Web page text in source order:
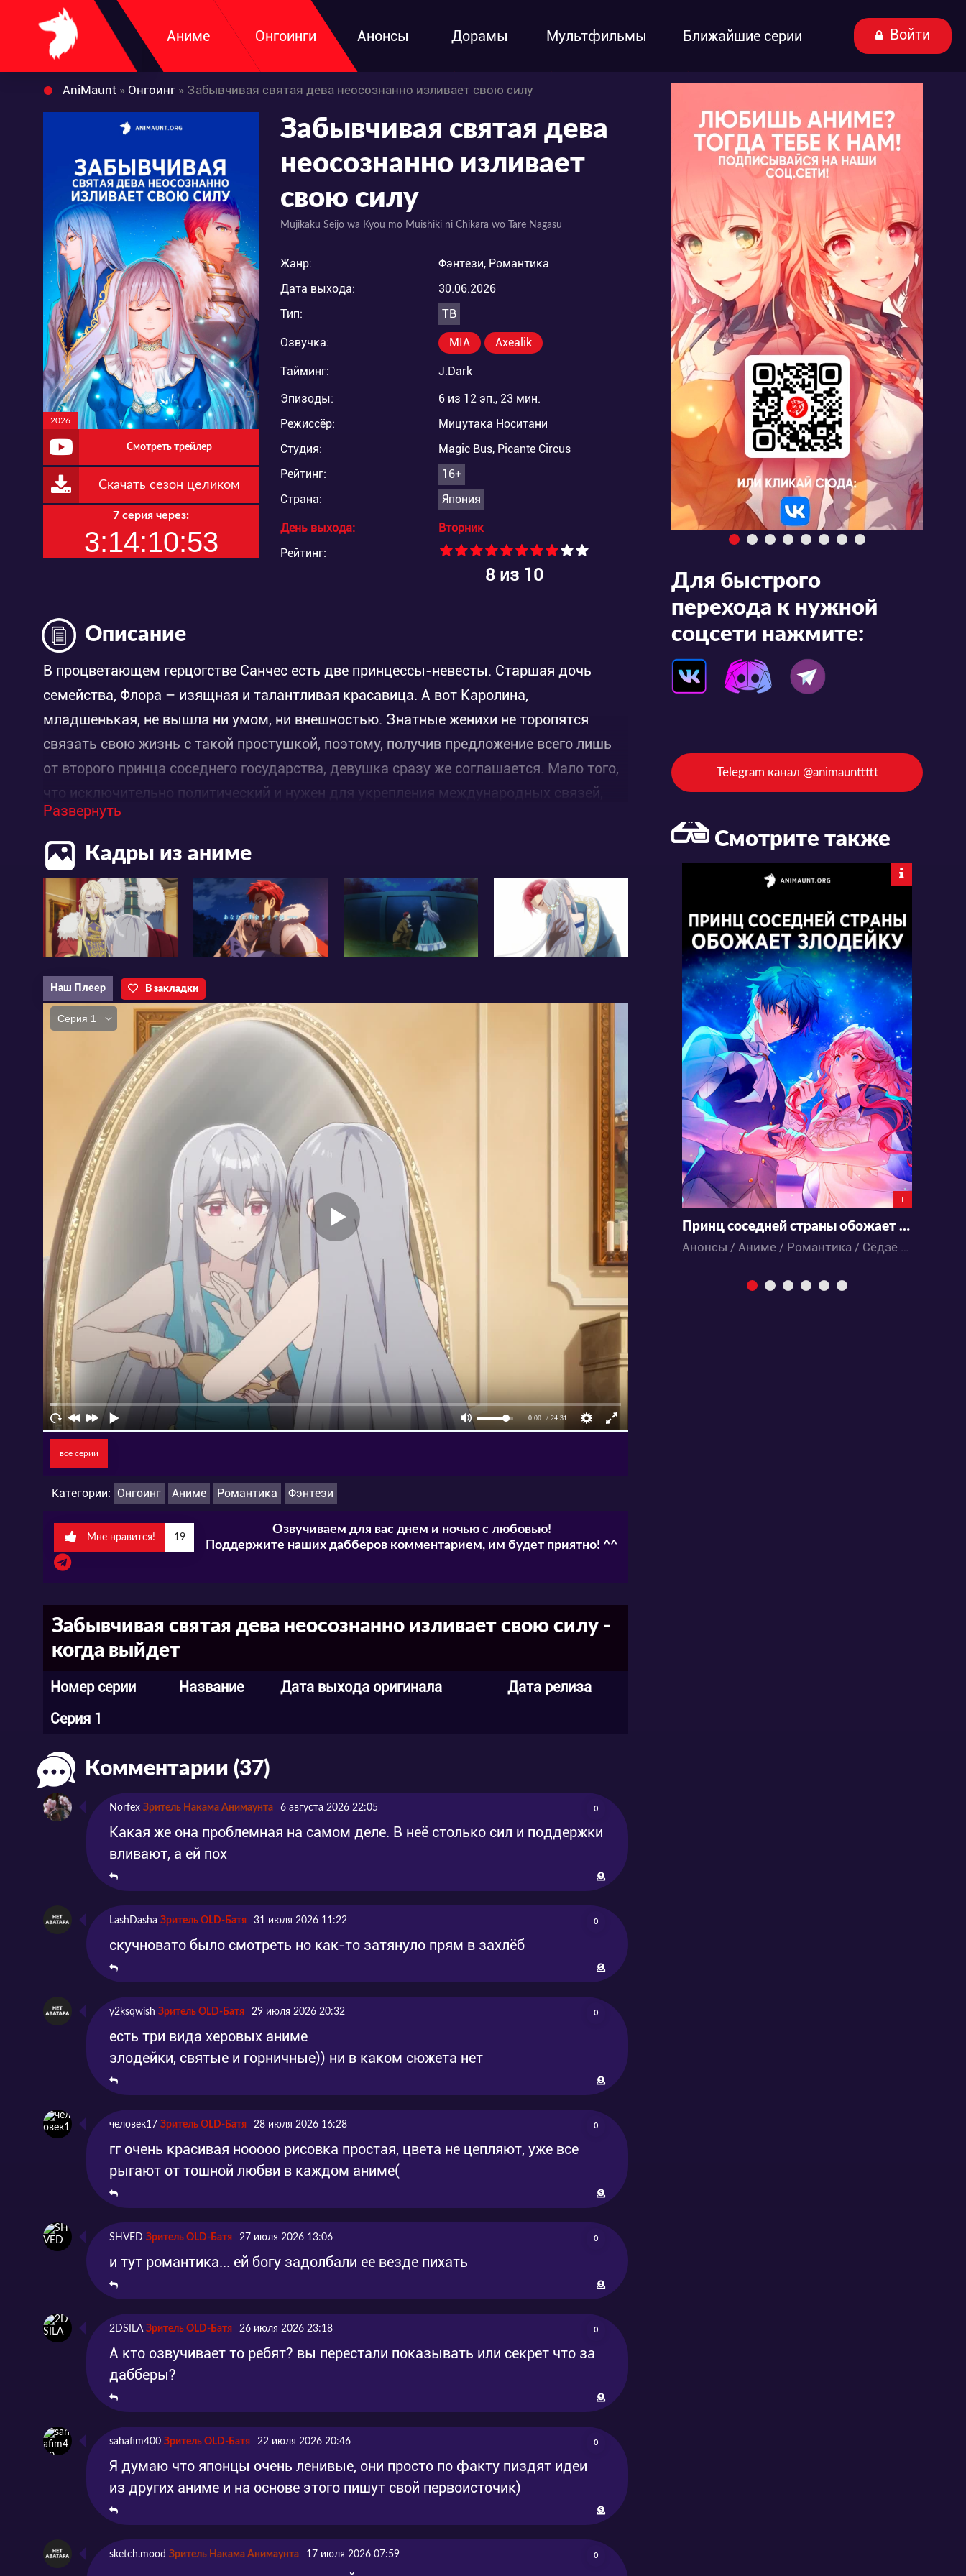
Аниме Онгоинги Анонсы Дорамы Мультфильмы Ближайшие серии Войти
AniMaunt » Онгоинг » Забывчивая святая дева неосознанно изливает свою силу
2026
Смотреть трейлер
Скачать сезон целиком
7 серия через:
3:14:10:51
Забывчивая святая дева
неосознанно изливает
свою силу
Mujikaku Seijo wa Kyou mo Muishiki ni Chikara wo Tare Nagasu
Жанр:
Фэнтези, Романтика
Дата выхода:
30.06.2026
Тип:
ТВ
Озвучка: MIA Axealik
Тайминг:
J.Dark
Эпизоды:
6 из 12 эп., 23 мин.
Режиссёр:
Мицутака Носитани
Студия:
Magic Bus, Picante Circus
Рейтинг:
16+
Страна:
Япония
День выхода:
Вторник
Рейтинг:
8из 10
Описание
В процветающем герцогстве Санчес есть две принцессы-невесты. Старшая дочь
семейства, Флора – изящная и талантливая красавица. А вот Каролина,
младшенькая, не вышла ни умом, ни внешностью. Знатные женихи не торопятся
связать свою жизнь с такой простушкой, поэтому, получив предложение всего лишь
от второго принца соседнего государства, девушка сразу же соглашается. Мало того,
что исключительно политический и нужен для укрепления международных связей,
так ещё и ходят слухи о том, что жених Каролины – жестокосердный, холодный и
дикий человек. Чтобы быть полезной своему родному герцогству, девушка выходит
замуж.
Развернуть
Кадры из аниме
Наш Плеер В закладки
все серии
Категории: Онгоинг Аниме Романтика Фэнтези
Мне нравится! 19
Озвучиваем для вас днем и ночью с любовью!
Поддержите наших дабберов комментарием, им будет приятно! ^^
Забывчивая святая дева неосознанно изливает свою силу -
когда выйдет
Номер серии Название Дата выхода оригинала
Дата релиза
Серия 1
Комментарии (37)
Norfex Зритель Накама Анимаунта 6 августа 2026 22:05 0
Какая же она проблемная на самом деле. В неё столько сил и поддержки
вливают, а ей пох
LashDasha Зритель OLD-Батя 31 июля 2026 11:22 0
скучновато было смотреть но как-то затянуло прям в захлёб
y2ksqwish Зритель OLD-Батя 29 июля 2026 20:32 0
есть три вида херовых аниме
злодейки, святые и горничные)) ни в каком сюжета нет
человек17 Зритель OLD-Батя 28 июля 2026 16:28 0
гг очень красивая нооооо рисовка простая, цвета не цепляют, уже все
рыгают от тошной любви в каждом аниме(
SHVED Зритель OLD-Батя 27 июля 2026 13:06 0
и тут романтика... ей богу задолбали ее везде пихать
2DSILA Зритель OLD-Батя 26 июля 2026 23:18 0
А кто озвучивает то ребят? вы перестали показывать или секрет что за
дабберы?
sahafim400 Зритель OLD-Батя 22 июля 2026 20:46 0
Я думаю что японцы очень ленивые, они просто по факту пиздят идеи
из других аниме и на основе этого пишут свой первоисточик)
sketch.mood Зритель Накама Анимаунта 17 июля 2026 07:59 0
Для быстрого
перехода к нужной
соцсети нажмите:
Telegram канал @animaunttttt
Смотрите также
+
Принц соседней страны обожает злодейку
Анонсы / Аниме / Романтика / Сёдзё / Фэнтези